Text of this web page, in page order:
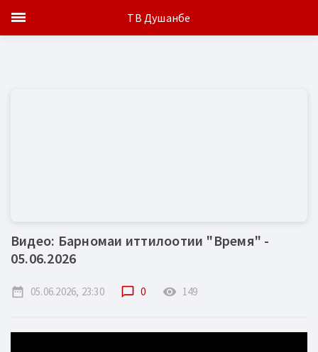
Видео: Барномаи иттилоотии "Время" -
05.06.2026
date_range 05.06.2026, 23:30 chat_bubble_outline 0 remove_red_eye 149
ТВ Душанбе